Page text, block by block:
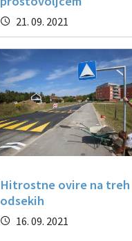
21. 09. 2021
Hitrostne ovire na treh
odsekih
16. 09. 2021